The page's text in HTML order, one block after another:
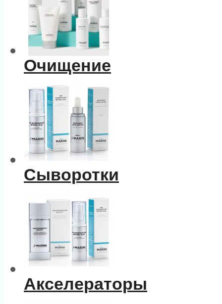
Очищение
Сыворотки
Акселераторы